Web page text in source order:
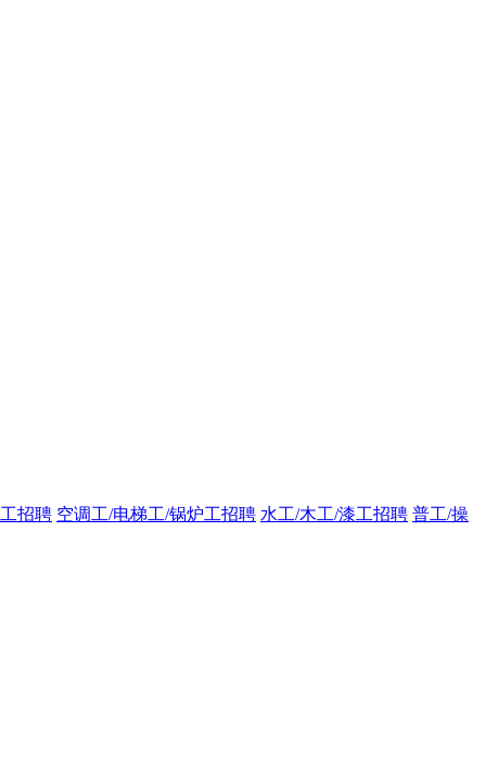
招聘 空调工/电梯工/锅炉工招聘 水工/木工/漆工招聘 普工/操